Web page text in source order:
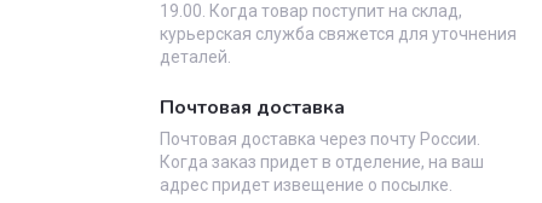
19.00. Когда товар поступит на склад,
курьерская служба свяжется для уточнения
деталей.
Почтовая доставка
Почтовая доставка через почту России.
Когда заказ придет в отделение, на ваш
адрес придет извещение о посылке.